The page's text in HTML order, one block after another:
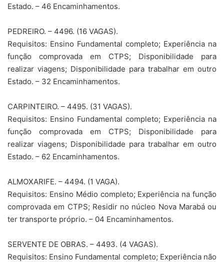
Estado. – 46 Encaminhamentos.
PEDREIRO. – 4496. (16 VAGAS).
Requisitos: Ensino Fundamental completo; Experiência na
função comprovada em CTPS; Disponibilidade para
realizar viagens; Disponibilidade para trabalhar em outro
Estado. – 32 Encaminhamentos.
CARPINTEIRO. – 4495. (31 VAGAS).
Requisitos: Ensino Fundamental completo; Experiência na
função comprovada em CTPS; Disponibilidade para
realizar viagens; Disponibilidade para trabalhar em outro
Estado. – 62 Encaminhamentos.
ALMOXARIFE. – 4494. (1 VAGA).
Requisitos: Ensino Médio completo; Experiência na função
comprovada em CTPS; Residir no núcleo Nova Marabá ou
ter transporte próprio. – 04 Encaminhamentos.
SERVENTE DE OBRAS. – 4493. (4 VAGAS).
Requisitos: Ensino Fundamental completo; Experiência não